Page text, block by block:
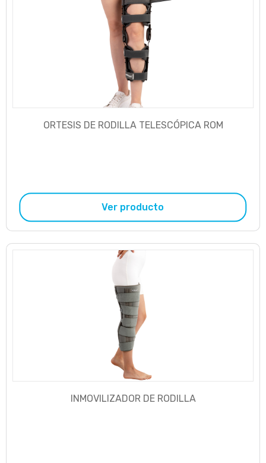
ORTESIS DE RODILLA TELESCÓPICA ROM
Ver producto
INMOVILIZADOR DE RODILLA